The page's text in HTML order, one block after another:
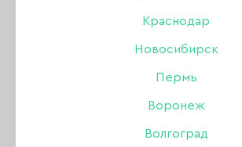
Краснодар
Новосибирск
Пермь
Воронеж
Волгоград